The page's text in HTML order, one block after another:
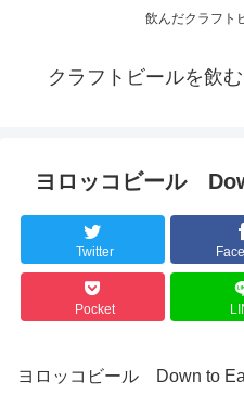
飲んだクラフト
クラフトビールを飲
ヨロッコビール
Twitter
Pocket
ヨロッコビール Down to